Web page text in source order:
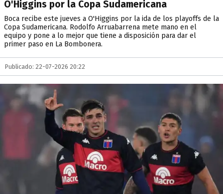
O'Higgins por la Copa Sudamericana
Boca recibe este jueves a O'Higgins por la ida de los playoffs de la
Copa Sudamericana. Rodolfo Arruabarrena mete mano en el
equipo y pone a lo mejor que tiene a disposición para dar el
primer paso en La Bombonera.
Publicado: 22-07-2026 20:22